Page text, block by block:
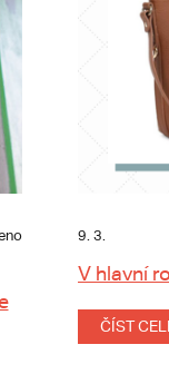
9. 3.
V hlavní
ČÍST